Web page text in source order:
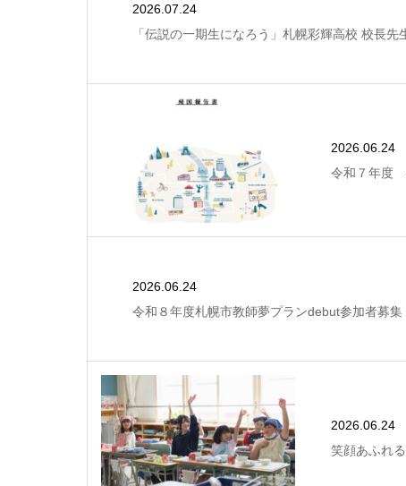
2026.07.24
「伝説の一期生になろう」札幌彩輝高校 校長
2026.06.24
令和７年度
2026.06.24
令和８年度札幌市教師夢プランdebut参加者募集
2026.06.24
笑顔あふれ